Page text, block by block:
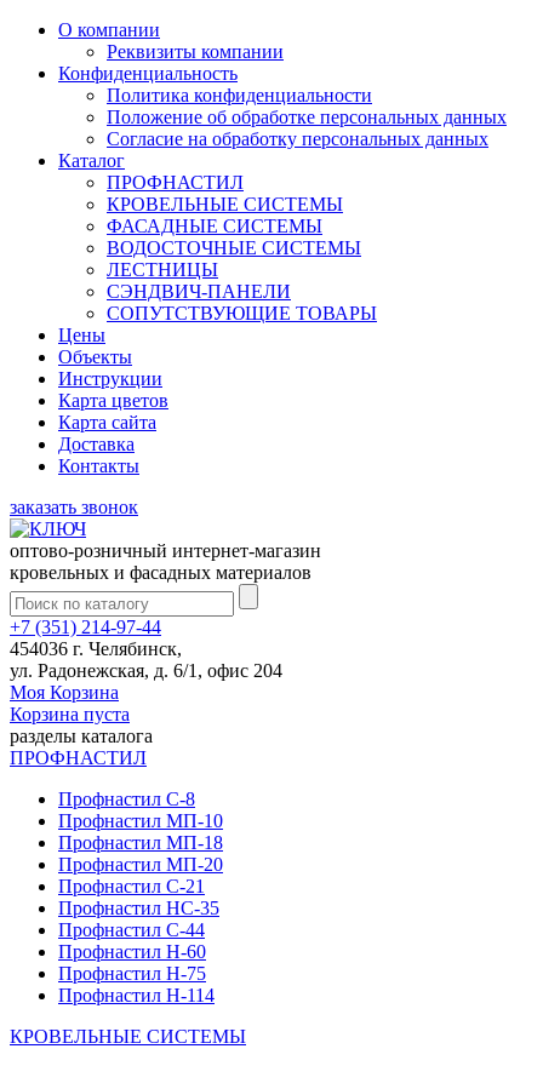
О компании
Реквизиты компании
Конфиденциальность
Политика конфиденциальности
Положение об обработке персональных данных
Согласие на обработку персональных данных
Каталог
ПРОФНАСТИЛ
КРОВЕЛЬНЫЕ СИСТЕМЫ
ФАСАДНЫЕ СИСТЕМЫ
ВОДОСТОЧНЫЕ СИСТЕМЫ
ЛЕСТНИЦЫ
СЭНДВИЧ-ПАНЕЛИ
СОПУТСТВУЮЩИЕ ТОВАРЫ
Цены
Объекты
Инструкции
Карта цветов
Карта сайта
Доставка
Контакты
заказать звонок
оптово-розничный интернет-магазин
кровельных и фасадных материалов
+7 (351) 214-97-44
454036 г. Челябинск,
ул. Радонежская, д. 6/1, офис 204
Моя Корзина
Корзина пуста
разделы каталога
ПРОФНАСТИЛ
Профнастил С-8
Профнастил МП-10
Профнастил МП-18
Профнастил МП-20
Профнастил С-21
Профнастил НС-35
Профнастил С-44
Профнастил Н-60
Профнастил Н-75
Профнастил Н-114
КРОВЕЛЬНЫЕ СИСТЕМЫ